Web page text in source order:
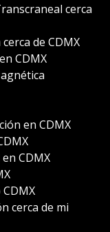
cerca
de CDMX
CDMX
en CDMX
CDMX
cerca de mi